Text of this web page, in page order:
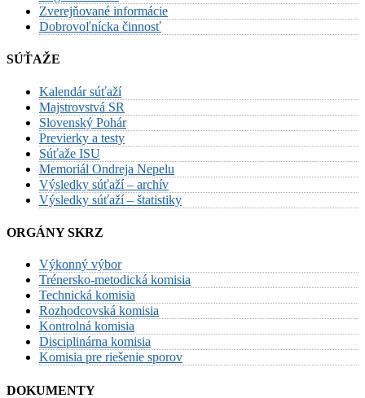
Zverejňované informácie
Dobrovoľnícka činnosť
SÚŤAŽE
Kalendár súťaží
Majstrovstvá SR
Slovenský Pohár
Previerky a testy
Súťaže ISU
Memoriál Ondreja Nepelu
Výsledky súťaží – archív
Výsledky súťaží – štatistiky
ORGÁNY SKRZ
Výkonný výbor
Trénersko-metodická komisia
Technická komisia
Rozhodcovská komisia
Kontrolná komisia
Disciplinárna komisia
Komisia pre riešenie sporov
DOKUMENTY